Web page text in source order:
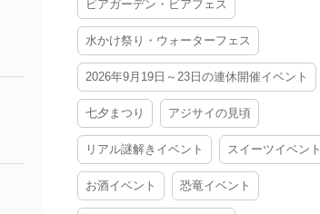
ビアガーデン・ビアフェス
水かけ祭り・ウォーターフェス
2026年9月19日～23日の連休開催イベント
七夕まつり アジサイの見頃
リアル謎解きイベント スイーツイベント
お酒イベント 恐竜イベント